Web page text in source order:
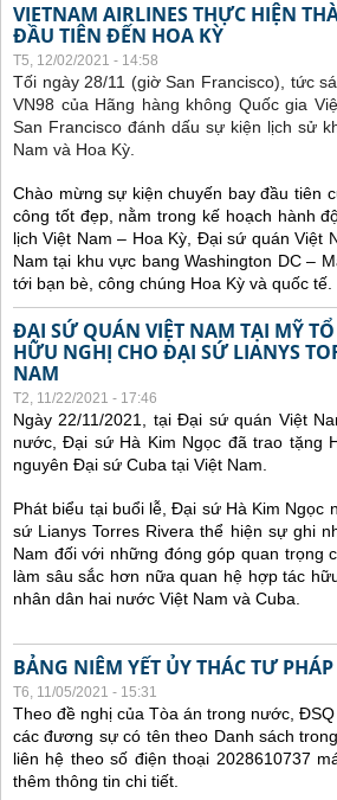
VIETNAM AIRLINES THỰC HIỆN
ĐẦU TIÊN ĐẾN HOA KỲ
T5, 12/02/2021 - 14:58
Tối ngày 28/11 (giờ San Francisco), tức
VN98 của Hãng hàng không Quốc gia
San Francisco đánh dấu sự kiện lịch sử
Nam và Hoa Kỳ.
Chào mừng sự kiện chuyến bay đầu tiên
công tốt đẹp, nằm trong kế hoạch hành
lịch Việt Nam – Hoa Kỳ, Đại sứ quán Việt
Nam tại khu vực bang Washington DC –
tới bạn bè, công chúng Hoa Kỳ và quốc tế.
ĐẠI SỨ QUÁN VIỆT NAM TẠI MỸ
HỮU NGHỊ CHO ĐẠI SỨ LIANYS
NAM
T2, 11/22/2021 - 17:46
Ngày 22/11/2021, tại Đại sứ quán Việt
nước, Đại sứ Hà Kim Ngọc đã trao tặng
nguyên Đại sứ Cuba tại Việt Nam.
Phát biểu tại buổi lễ, Đại sứ Hà Kim
sứ Lianys Torres Rivera thể hiện sự ghi
Nam đối với những đóng góp quan trọng
làm sâu sắc hơn nữa quan hệ hợp tác
nhân dân hai nước Việt Nam và Cuba.
BẢNG NIÊM YẾT ỦY THÁC TƯ
T6, 11/05/2021 - 15:31
Theo đề nghị của Tòa án trong nước,
các đương sự có tên theo Danh sách
liên hệ theo số điện thoại 2028610737
thêm thông tin chi tiết.